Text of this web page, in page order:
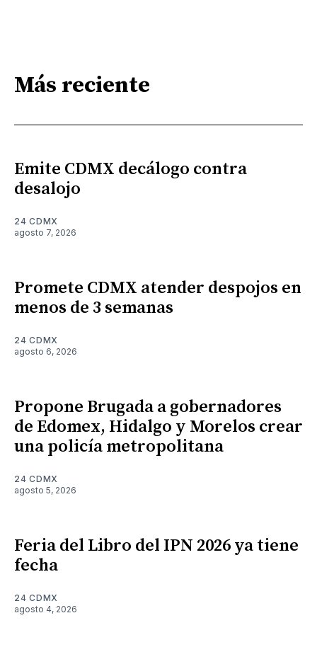
Más reciente
Emite CDMX decálogo contra
desalojo
24 CDMX
agosto 7, 2026
Promete CDMX atender despojos en
menos de 3 semanas
24 CDMX
agosto 6, 2026
Propone Brugada a gobernadores
de Edomex, Hidalgo y Morelos crear
una policía metropolitana
24 CDMX
agosto 5, 2026
Feria del Libro del IPN 2026 ya tiene
fecha
24 CDMX
agosto 4, 2026